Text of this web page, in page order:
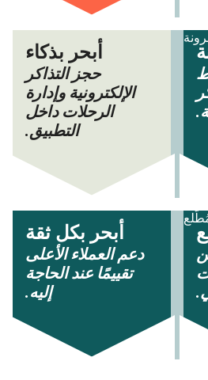
أبحر بذكاء
حجز التذاكر
الإلكترونية وإدارة
الرحلات داخل
التطبيق.
أبحر بكل ثقة
دعم العملاء الأعلى
تقييمًا عند الحاجة
إليه.